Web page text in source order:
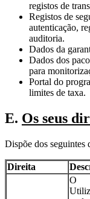
registos de
Registos de
autenticação,
auditoria.
Dados da
Dados dos
para
Portal do
limites de taxa.
E. Os seus
Dispõe dos seguintes
Direita
O